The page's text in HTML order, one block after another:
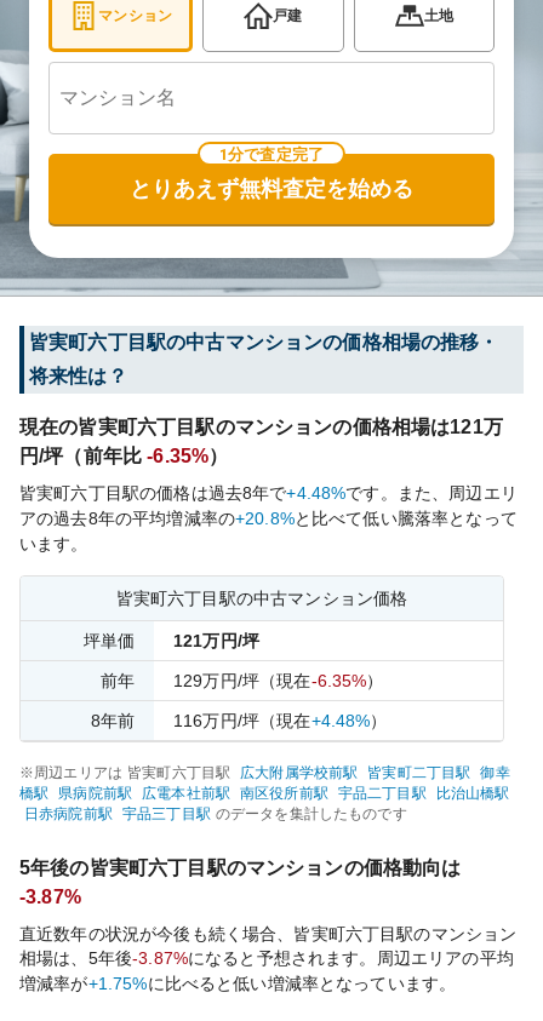
マンション 戸建 土地
1分で査定完了
とりあえず無料査定を始める
皆実町六丁目駅の中古マンションの価格相場の推移・
将来性は？
現在の皆実町六丁目駅のマンションの価格相場は121万
円/坪（前年比 -6.35%）
皆実町六丁目駅の価格は過去8年で+4.48%です。
また、周辺エリ
アの過去8年の平均増減率の+20.8%と比べて低い騰落率となって
います。
皆実町六丁目 駅の中古マンション価格
坪単価 121万円/坪
前年 129万円/坪 （現在-6.35%）
8年前 116万円/坪 （現在+4.48%）
※周辺エリアは 皆実町六丁目 駅 広大附属学校前駅 皆実町二丁目駅
御幸
橋駅 県病院前駅 広電本社前駅 南区役所前駅 宇品二丁目駅 比治山橋駅
日赤病院前駅 宇品三丁目駅 のデータを集計したものです
5年後の皆実町六丁目駅のマンションの価格動向は
-3.87%
直近数年の状況が今後も続く場合、 皆実町六丁目駅のマンション
相場は、5年後-3.87%になると予想されます。周辺エリアの平均
増減率が+1.75%に比べると低い増減率となっています。